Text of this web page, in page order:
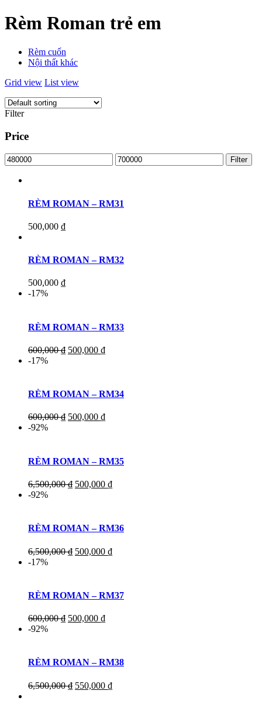
Rèm Roman trẻ em
Rèm cuốn
Nội thất khác
Grid view List view
Filter
Price
Filter
RÈM ROMAN – RM31
500,000 ₫
RÈM ROMAN – RM32
500,000 ₫
-17%
RÈM ROMAN – RM33
600,000₫ 500,000 ₫
-17%
RÈM ROMAN – RM34
600,000₫ 500,000 ₫
-92%
RÈM ROMAN – RM35
6,500,000₫ 500,000 ₫
-92%
RÈM ROMAN – RM36
6,500,000₫ 500,000 ₫
-17%
RÈM ROMAN – RM37
600,000₫ 500,000 ₫
-92%
RÈM ROMAN – RM38
6,500,000₫ 550,000 ₫